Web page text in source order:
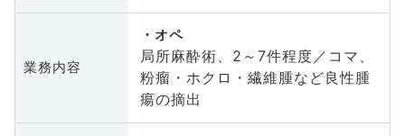
業務内容
オペ
局所麻酔術、2～7件程度／コマ、
粉瘤・ホクロ・繊維腫など良性腫
瘍の摘出